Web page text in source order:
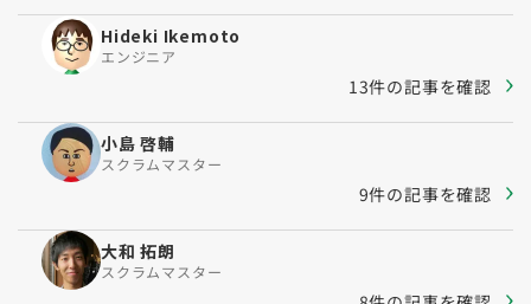
Hideki Ikemoto
エンジニア
13件の記事を確認
小島 啓輔
スクラムマスター
9件の記事を確認
大和 拓朗
スクラムマスター